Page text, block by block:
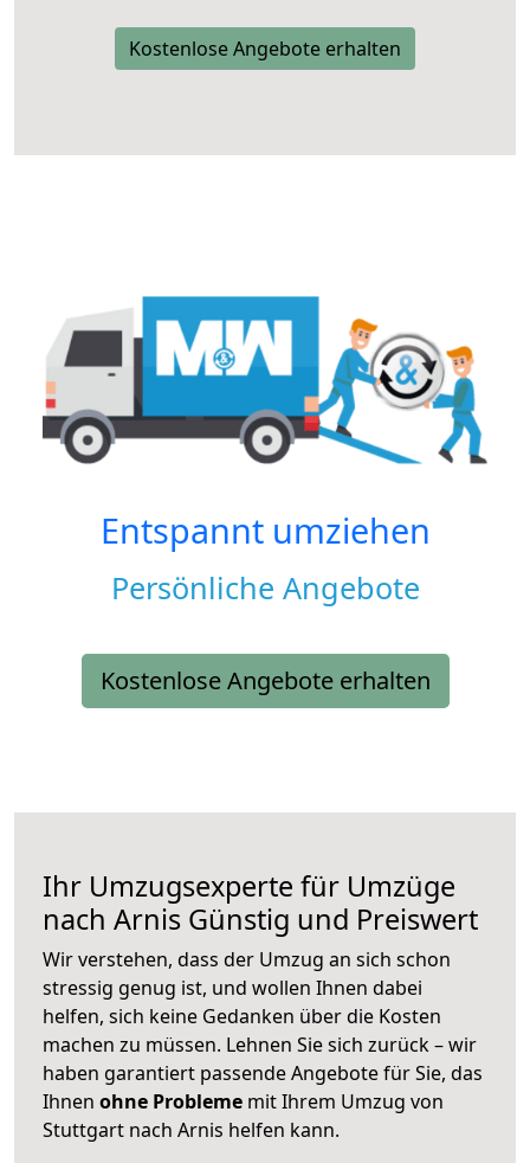
Kostenlose Angebote erhalten
Entspannt umziehen
Persönliche Angebote
Kostenlose Angebote erhalten
Ihr Umzugsexperte für Umzüge
nach Arnis Günstig und Preiswert
Wir verstehen, dass der Umzug an sich schon
stressig genug ist, und wollen Ihnen dabei
helfen, sich keine Gedanken über die Kosten
machen zu müssen. Lehnen Sie sich zurück – wir
haben garantiert passende Angebote für Sie, das
Ihnen ohne Probleme mit Ihrem Umzug von
Stuttgart nach Arnis helfen kann.